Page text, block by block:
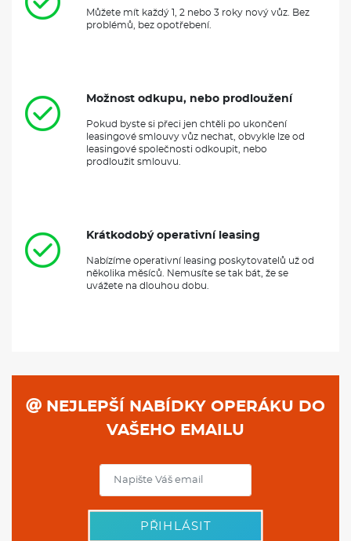
Můžete mít každý 1, 2 nebo 3 roky nový vůz. Bez
problémů, bez opotřebení.
Možnost odkupu, nebo prodloužení
Pokud byste si přeci jen chtěli po ukončení
leasingové smlouvy vůz nechat, obvykle lze od
leasingové společnosti odkoupit, nebo
prodloužit smlouvu.
Krátkodobý operativní leasing
Nabízíme operativní leasing poskytovatelů už od
několika měsíců. Nemusíte se tak bát, že se
uvážete na dlouhou dobu.
NEJLEPŠÍ NABÍDKY OPERÁKU DO
VAŠEHO EMAILU
PŘIHLÁSIT